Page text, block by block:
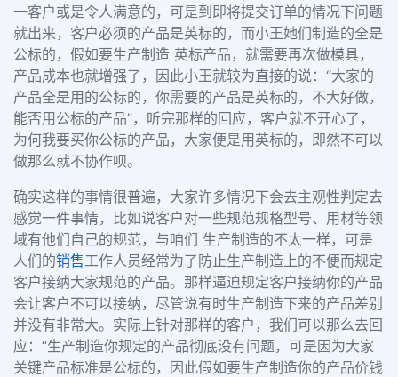
一客户或是令人满意的，可是到即将提交订单的情况下问题
就出来，客户必须的产品是英标的，而小王她们制造的全是
公标的，假如要生产制造 英标产品，就需要再次做模具，
产品成本也就增强了，因此小王就较为直接的说：“大家的
产品全是用的公标的，你需要的产品是英标的，不大好做，
能否用公标的产品”，听完那样的回应，客户就不开心了，
为何我要买你公标的产品，大家便是用英标的，即然不可以
做那么就不协作呗。
确实这样的事情很普遍，大家许多情况下会去主观性判定去
感觉一件事情，比如说客户对一些规范规格型号、用材等领
域有他们自己的规范，与咱们 生产制造的不太一样，可是
人们的销售工作人员经常为了防止生产制造上的不便而规定
客户接纳大家规范的产品。那样逼迫规定客户接纳你的产品
会让客户不可以接纳，尽管说有时生产制造下来的产品差别
并没有非常大。实际上针对那样的客户，我们可以那么去回
应：“生产制造你规定的产品彻底没有问题，可是因为大家
关键产品标准是公标的，因此假如要生产制造你的产品价钱